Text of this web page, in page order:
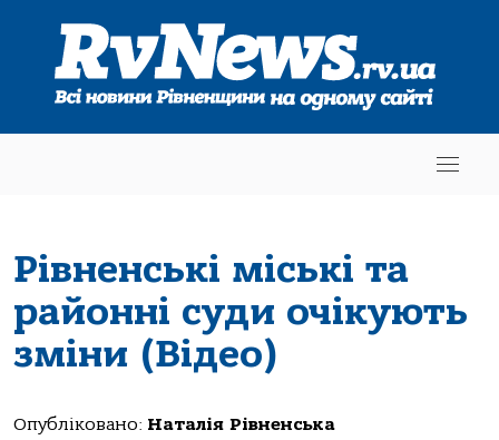
Рівненські міські та
районні суди очікують
зміни (Відео)
Опубліковано: Наталія Рівненська